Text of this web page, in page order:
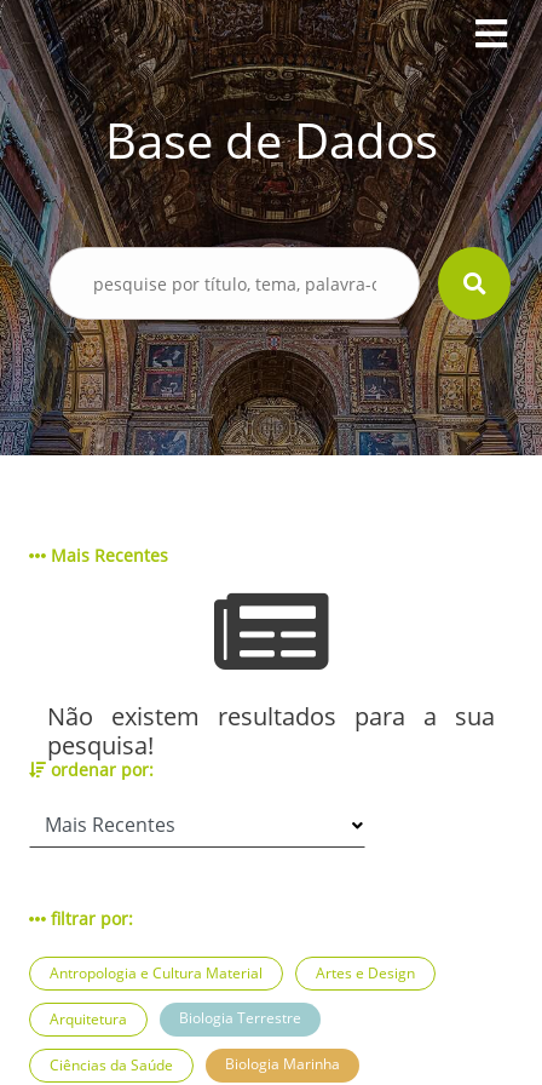
Base de Dados
Mais Recentes
Não existem resultados para a sua
pesquisa!
ordenar por:
filtrar por:
Antropologia e Cultura Material Artes e Design
Arquitetura Biologia Terrestre
Ciências da Saúde Biologia Marinha